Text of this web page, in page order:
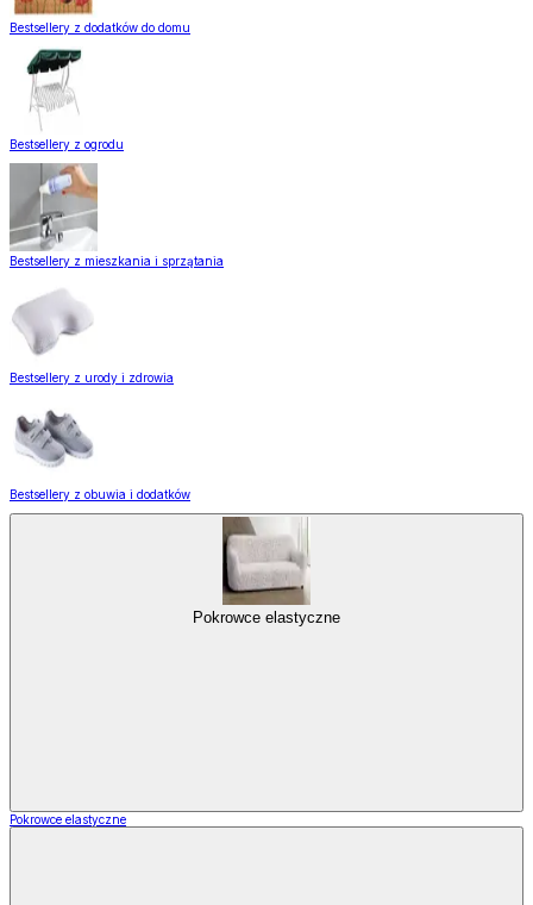
Bestsellery z dodatków do domu
Bestsellery z ogrodu
Bestsellery z mieszkania i sprzątania
Bestsellery z urody i zdrowia
Bestsellery z obuwia i dodatków
Pokrowce elastyczne
Pokrowce elastyczne